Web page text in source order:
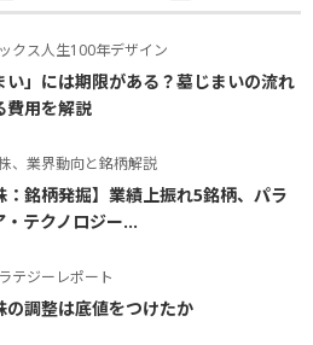
クス人生100年デザイン
い」には期限がある？墓じまいの流れ
費用を解説
、業界動向と銘柄解説
：銘柄発掘】業績上振れ5銘柄、パラ
・テクノロジー...
テジーレポート
の調整は底値をつけたか